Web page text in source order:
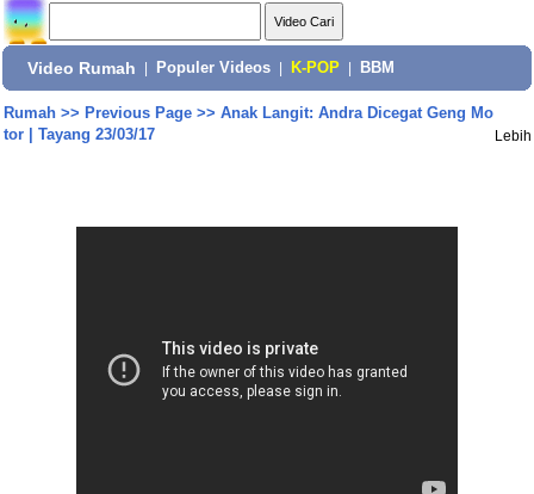
Video Rumah Populer Videos K-POP BBM
Rumah>> Previous Page>> Anak Langit: Andra Dicegat Geng Mo
tor | Tayang 23/03/17
Lebih